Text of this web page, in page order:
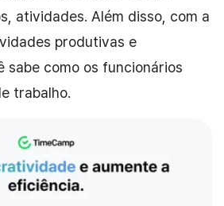
atividades. Além disso, com a
produtivas e
sabe como os funcionários
trabalho.